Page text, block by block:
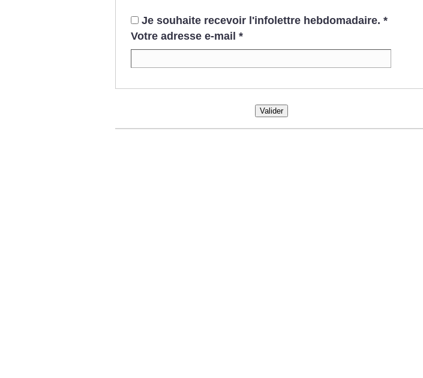
Je souhaite recevoir l'infolettre hebdomadaire. *
Votre adresse e-mail *
Valider